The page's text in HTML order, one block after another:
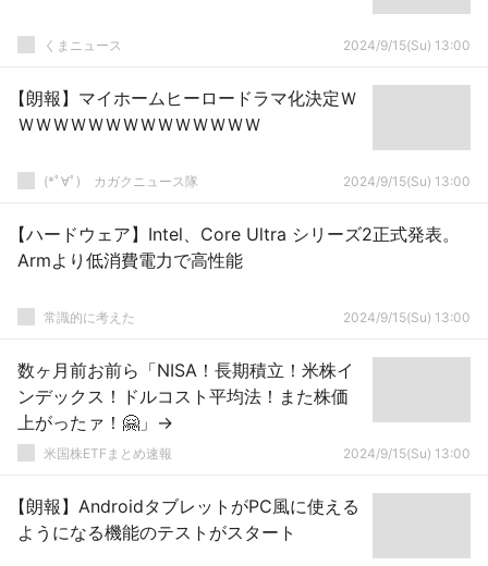
くまニュース 2024/9/15(Su) 13:00
【朗報】マイホームヒーロードラマ化決定Ｗ
ＷＷＷＷＷＷＷＷＷＷＷＷＷＷ
(*ﾟ∀ﾟ)ゞカガクニュース隊 2024/9/15(Su) 13:00
【ハードウェア】Intel、Core Ultra シリーズ2正式発表。
Armより低消費電力で高性能
常識的に考えた 2024/9/15(Su) 13:00
数ヶ月前お前ら「NISA！長期積立！米株イ
ンデックス！ドルコスト平均法！また株価
上がったァ！🤗」→
米国株ETFまとめ速報 2024/9/15(Su) 13:00
【朗報】AndroidタブレットがPC風に使える
ようになる機能のテストがスタート